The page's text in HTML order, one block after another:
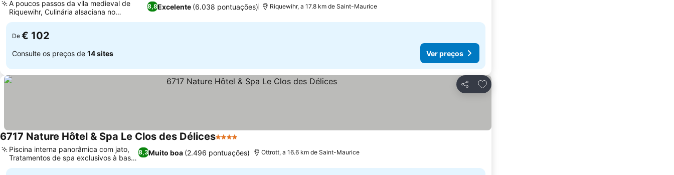
8,8Excelente (6.038 pontuações)
A poucos passos da vila medieval de
Riquewihr, Culinária alsaciana no
restaurante SEQUOIA
Riquewihr, a 17.8 km de Saint-Maurice
De € 102
Consulte os preços de 14 sites Ver preços
Partilhar
Adicionar aos favoritos
6717 Nature Hôtel & Spa Le Clos des Délices4 Estrelas
8,3Muito boa (2.496 pontuações)
Piscina interna panorâmica com jato,
Tratamentos de spa exclusivos à base
de mel
Ottrott, a 16.6 km de Saint-Maurice